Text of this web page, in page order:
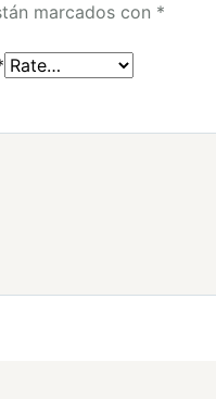
marcados con *